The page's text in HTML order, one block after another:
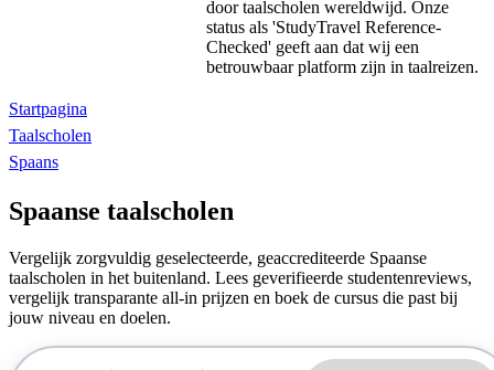
door taalscholen wereldwijd. Onze
status als 'StudyTravel Reference-
Checked' geeft aan dat wij een
betrouwbaar platform zijn in taalreizen.
Startpagina
Taalscholen
Spaans
Spaanse taalscholen
Vergelijk zorgvuldig geselecteerde, geaccrediteerde Spaanse
taalscholen in het buitenland. Lees geverifieerde studentenreviews,
vergelijk transparante all-in prijzen en boek de cursus die past bij
jouw niveau en doelen.